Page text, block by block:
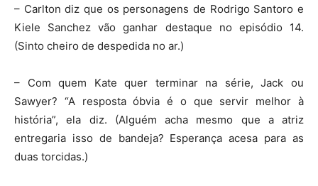
– Carlton diz que os personagens de Rodrigo Santoro e
Kiele Sanchez vão ganhar destaque no episódio 14.
(Sinto cheiro de despedida no ar.)
– Com quem Kate quer terminar na série, Jack ou
Sawyer? “A resposta óbvia é o que servir melhor à
história”, ela diz. (Alguém acha mesmo que a atriz
entregaria isso de bandeja? Esperança acesa para as
duas torcidas.)